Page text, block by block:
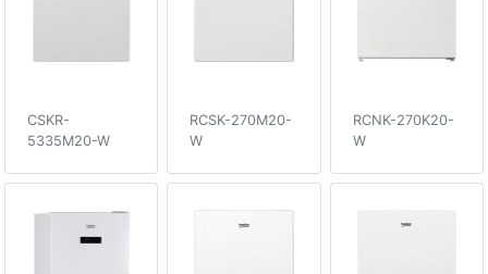
CSKR-
5335M20-W
RCSK-270M20-
W
RCNK-270K20-
W